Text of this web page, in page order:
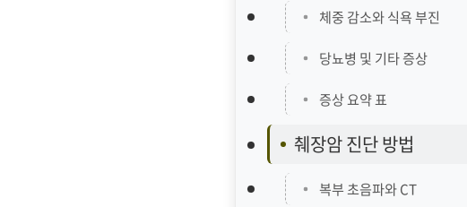
체중 감소와 식욕 부진
당뇨병 및 기타 증상
증상 요약 표
췌장암 진단 방법
복부 초음파와 CT